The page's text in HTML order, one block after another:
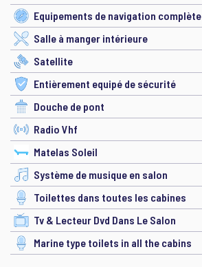
Equipements de navigation complète
Salle à manger intérieure
Satellite
Entièrement equipé de sécurité
Douche de pont
Radio Vhf
Matelas Soleil
Système de musique en salon
Toilettes dans toutes les cabines
Tv & Lecteur Dvd Dans Le Salon
Marine type toilets in all the cabins